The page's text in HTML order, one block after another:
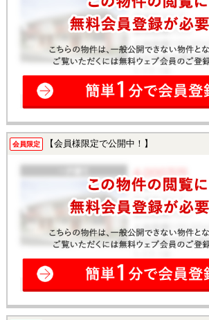
会員限定 【会員様限定で公開中！】